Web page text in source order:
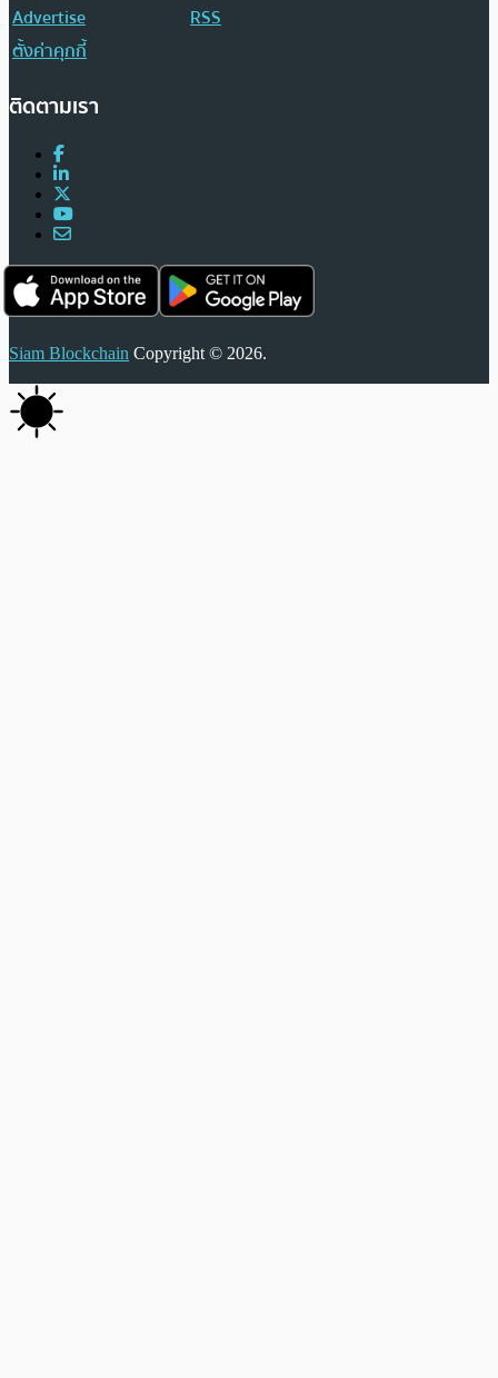
Advertise
RSS
ตั้งค่าคุกกี้
ติดตามเรา
Siam Blockchain Copyright © 2026.